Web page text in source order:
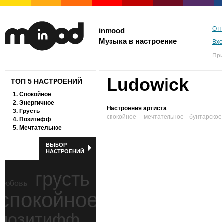
inmood
Музыка в настроение
О
ТОП 5 НАСТРОЕНИЙ
1. Спокойное
2. Энергичное
3. Грусть
4. Позитифф
5. Мечтательное
ВЫБОР
НАСТРОЕНИЙ
грусть
Ludowick
Настроения артиста
спокойное
мечтательное бунтарское